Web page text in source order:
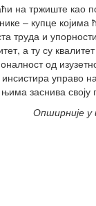
на тржиште као
– купце којима
труда и
а ту су
од
управо
заснива своју
Опширније